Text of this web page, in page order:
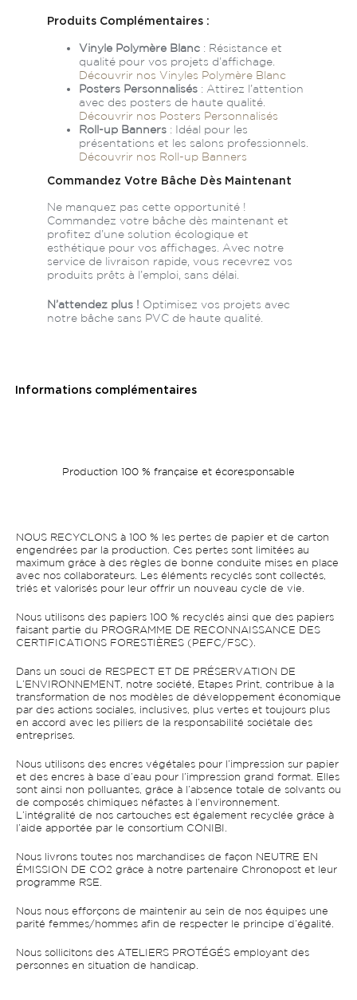
Produits Complémentaires :
Vinyle Polymère Blanc : Résistance et
qualité pour vos projets d’affichage.
Découvrir nos Vinyles Polymère Blanc
Posters Personnalisés : Attirez l’attention
avec des posters de haute qualité.
Découvrir nos Posters Personnalisés
Roll-up Banners : Idéal pour les
présentations et les salons professionnels.
Découvrir nos Roll-up Banners
Commandez Votre Bâche Dès Maintenant
Ne manquez pas cette opportunité !
Commandez votre bâche dès maintenant et
profitez d’une solution écologique et
esthétique pour vos affichages. Avec notre
service de livraison rapide, vous recevrez vos
produits prêts à l’emploi, sans délai.
N’attendez plus ! Optimisez vos projets avec
notre bâche sans PVC de haute qualité.
Informations complémentaires
Production 100 % française et écoresponsable
NOUS RECYCLONS à 100 % les pertes de papier et de carton
engendrées par la production. Ces pertes sont limitées au
maximum grâce à des règles de bonne conduite mises en place
avec nos collaborateurs. Les éléments recyclés sont collectés,
triés et valorisés pour leur offrir un nouveau cycle de vie.
Nous utilisons des papiers 100 % recyclés ainsi que des papiers
faisant partie du PROGRAMME DE RECONNAISSANCE DES
CERTIFICATIONS FORESTIÈRES (PEFC/FSC).
Dans un souci de RESPECT ET DE PRÉSERVATION DE
L’ENVIRONNEMENT, notre société, Etapes Print, contribue à la
transformation de nos modèles de développement économique
par des actions sociales, inclusives, plus vertes et toujours plus
en accord avec les piliers de la responsabilité sociétale des
entreprises.
Nous utilisons des encres végétales pour l’impression sur papier
et des encres à base d’eau pour l’impression grand format. Elles
sont ainsi non polluantes, grâce à l’absence totale de solvants ou
de composés chimiques néfastes à l’environnement.
L’intégralité de nos cartouches est également recyclée grâce à
l’aide apportée par le consortium CONIBI.
Nous livrons toutes nos marchandises de façon NEUTRE EN
ÉMISSION DE CO2 grâce à notre partenaire Chronopost et leur
programme RSE.
Nous nous efforçons de maintenir au sein de nos équipes une
parité femmes/hommes afin de respecter le principe d’égalité.
Nous sollicitons des ATELIERS PROTÉGÉS employant des
personnes en situation de handicap.